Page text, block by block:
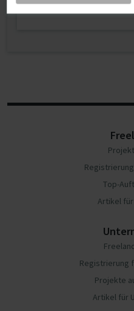
Jetzt
Top-
Artikel
Registrierung
Projekte
Artikel für